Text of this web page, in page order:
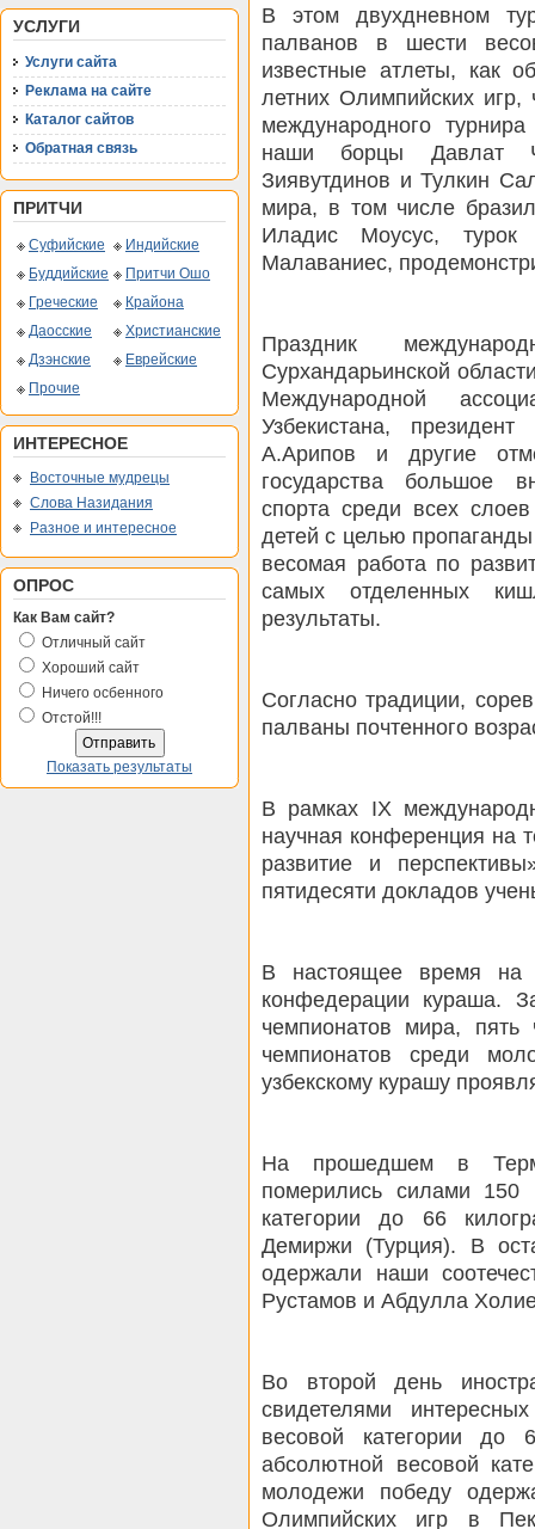
УСЛУГИ
Услуги сайта
Реклама на сайте
Каталог сайтов
Обратная связь
ПРИТЧИ
Суфийские
Индийские
Буддийские
Притчи Ошо
Греческие
Крайона
Даосские
Христианские
Дзэнские
Еврейские
Прочие
ИНТЕРЕСНОЕ
Восточные мудрецы
Слова Назидания
Разное и интересное
ОПРОС
Как Вам сайт?
Отличный сайт
Хороший сайт
Ничего осбенного
Отстой!!!
Показать результаты
В этом двухдневном
палванов в шести
известные атлеты, как
летних Олимпийских игр,
международного
наши борцы Давлат
Зиявутдинов и Тулкин
мира, в том числе
Иладис Моусус,
Малаваниес,
Праздник
Сурхандарьинской
Международной
Узбекистана,
А.Арипов и другие
государства большое
спорта среди всех
детей с целью
весомая работа по
самых отделенных
результаты.
Согласно традиции,
палваны почтенного
В рамках IX
научная конференция на
развитие и
пятидесяти докладов
В настоящее время на
конфедерации кураша.
чемпионатов мира,
чемпионатов среди
узбекскому курашу
На прошедшем в
померились силами
категории до 66
Демиржи (Турция). В
одержали наши
Рустамов и Абдулла
Во второй день
свидетелями
весовой категории до
абсолютной весовой
молодежи победу
Олимпийских игр в